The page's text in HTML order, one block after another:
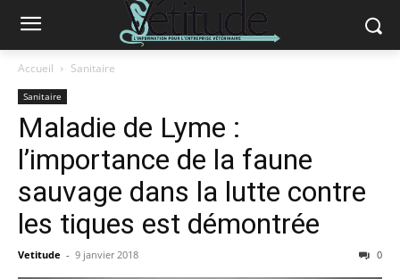
Accueil Sanitaire
Sanitaire
Maladie de Lyme :
l’importance de la faune
sauvage dans la lutte contre
les tiques est démontrée
Vetitude - 9 janvier 2018 0